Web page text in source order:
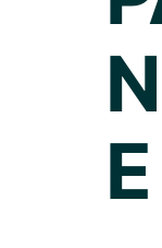
E